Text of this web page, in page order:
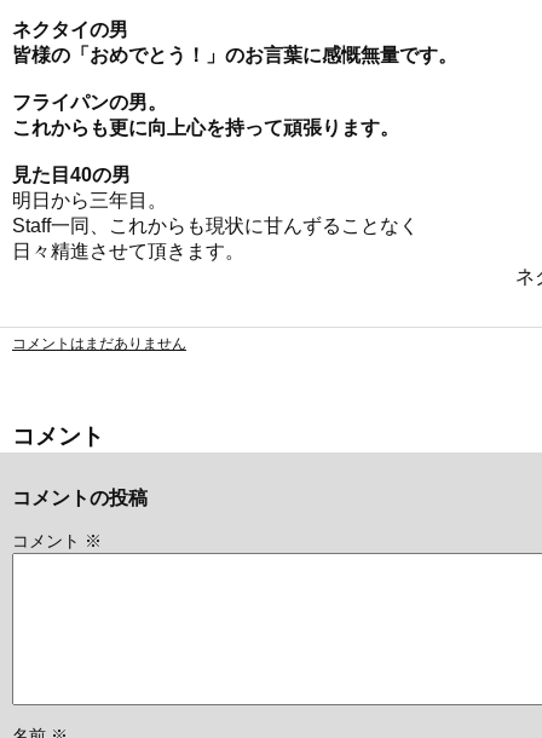
ネクタイの男
皆様の「おめでとう！」のお言葉に感慨無量です。
フライパンの男。
これからも更に向上心を持って頑張ります。
見た目40の男
明日から三年目。
Staff一同、これからも現状に甘んずることなく
日々精進させて頂きます。
ネクタイの
コメントはまだありません
コメント
コメントの投稿
コメント ※